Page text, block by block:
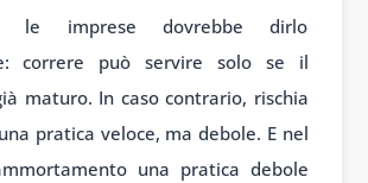
le imprese dovrebbe dirlo
correre può servire solo se il
maturo. In caso contrario, rischia
pratica veloce, ma debole. E nel
una pratica debole